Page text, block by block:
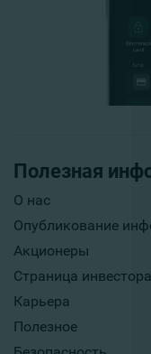
Полезная
О нас
Опубликование
Акционеры
Страница инвестора
Карьера
Полезное